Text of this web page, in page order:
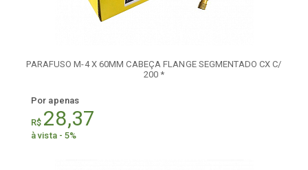
PARAFUSO M-4 X 60MM CABEÇA FLANGE SEGMENTADO CX C/
200 *
Por apenas
R$ 28,37
à vista - 5%